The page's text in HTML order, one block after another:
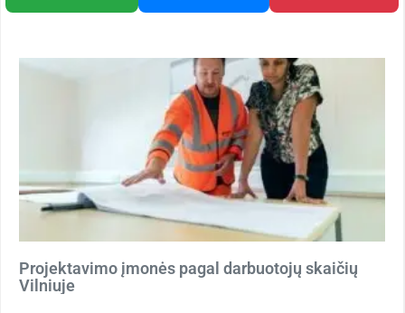
Projektavimo įmonės pagal darbuotojų skaičių
Vilniuje